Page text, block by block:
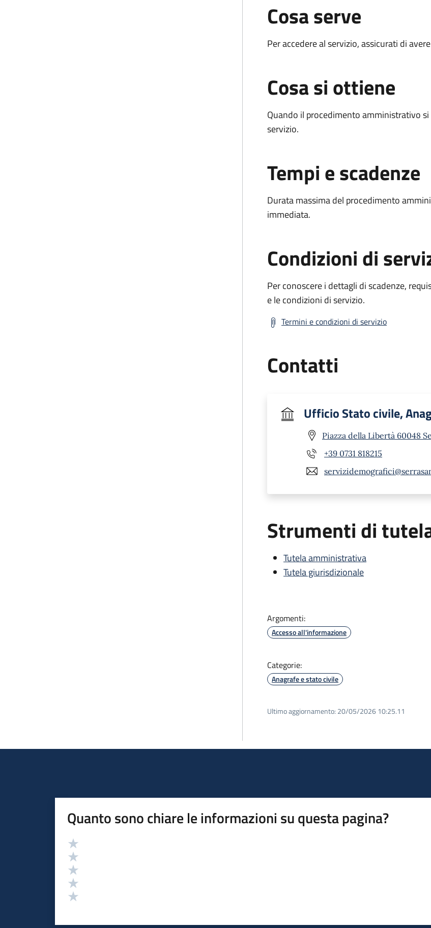
Cosa serve
Per accedere al servizio, assicurati di
Cosa si ottiene
Quando il procedimento amministrativo
servizio.
Tempi e scadenze
Durata massima del procedimento
immediata.
Condizioni di
Per conoscere i dettagli di scadenze,
e le condizioni di servizio.
Termini e condizioni di servizio
Contatti
Ufficio Stato civile,
Piazza della Libertà 60048
+39 0731 818215
Strumenti di
Tutela amministrativa
Tutela giurisdizionale
Argomenti:
Accesso all'informazione
Categorie:
Anagrafe e stato civile
Ultimo aggiornamento: 20/05/2026 10:25.11
Quanto sono chiare le informazioni su questa pagina?
Valutazione